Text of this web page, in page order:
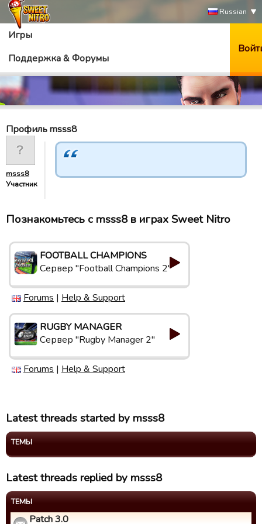
Russian
Игры
Поддержка & Форумы
Профиль msss8
msss8
Участник
Познакомьтесь с msss8 в играх Sweet Nitro
FOOTBALL CHAMPIONS
Сервер "Football Champions 2"
Forums | Help & Support
RUGBY MANAGER
Сервер "Rugby Manager 2"
Forums | Help & Support
Latest threads started by msss8
ТЕМЫ
Latest threads replied by msss8
ТЕМЫ
Patch 3.0